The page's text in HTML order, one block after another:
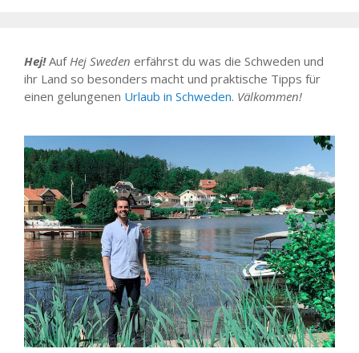
Hej!AufHej Sweden erfährst du was die Schweden und
ihr Land so besonders macht und praktische Tipps für
einen gelungenen Urlaub in Schweden. Välkommen!